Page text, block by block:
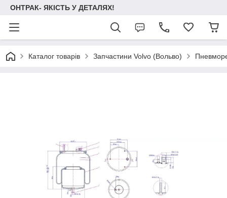
ОНТРАК- ЯКІСТЬ У ДЕТАЛЯХ!
Каталог товарів Запчастини Volvo (Вольво)